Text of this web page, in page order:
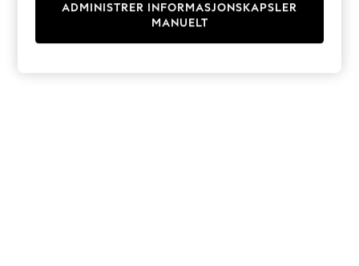
T-Shirts
ADMINISTRER INFORMASJONSKAPSLER
MANUELT